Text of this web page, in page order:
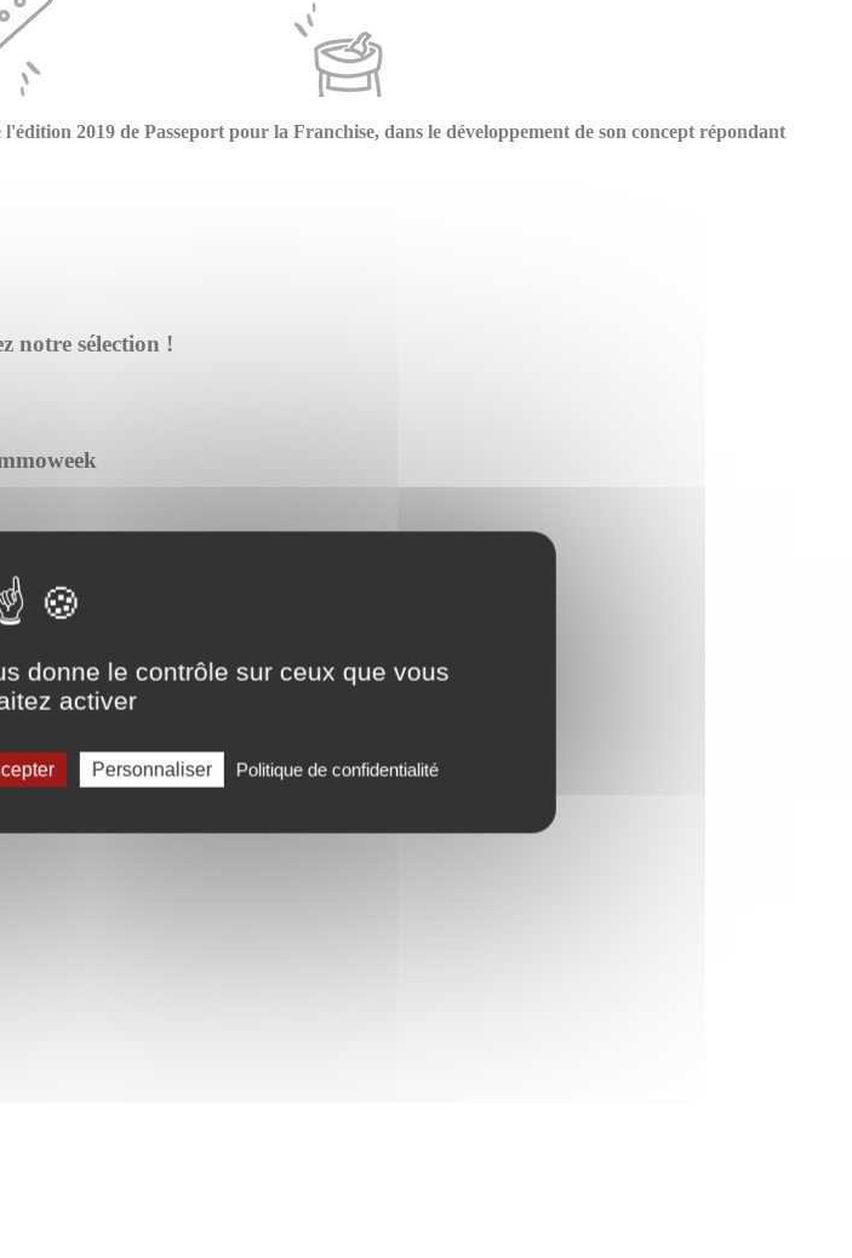
donne le contrôle sur ceux que vous
activer
Personnaliser Politique de confidentialité
2019 de Passeport pour la Franchise, dans le développement de son concept répondant
notre sélection !
bureaux à Orvault (44).